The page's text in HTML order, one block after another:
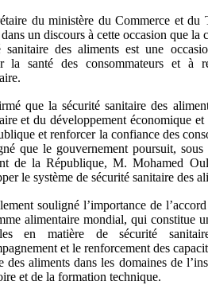
du ministère du Commerce et
un discours à cette occasion que
sanitaire des aliments est une
la santé des consommateurs et à
que la sécurité sanitaire des
et du développement économique
et renforcer la confiance des
que le gouvernement poursuit,
de la République, M. Mohamed
le système de sécurité sanitaire des
souligné l’importance de
alimentaire mondial, qui constitue
en matière de sécurité
et le renforcement des
des aliments dans les domaines de
et de la formation technique.